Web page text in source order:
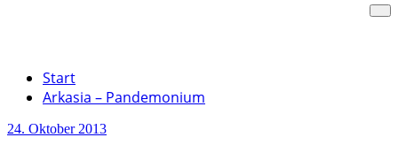
Start
Arkasia – Pandemonium
24. Oktober 2013